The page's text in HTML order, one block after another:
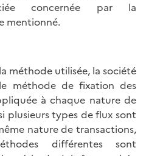
concernée par la
mentionné.
méthode utilisée, la société
méthode de fixation des
à chaque nature de
plusieurs types de flux sont
nature de transactions,
différentes sont